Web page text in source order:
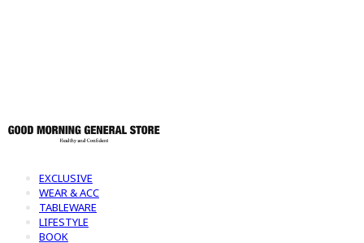
EXCLUSIVE
WEAR & ACC
TABLEWARE
LIFESTYLE
BOOK